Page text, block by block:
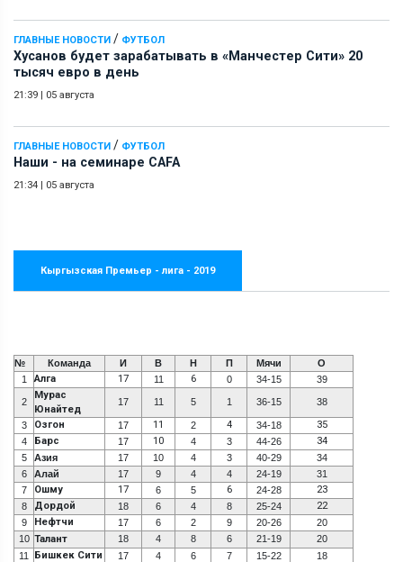
ГЛАВНЫЕ НОВОСТИ / ФУТБОЛ
Хусанов будет зарабатывать в «Манчестер Сити» 20
тысяч евро в день
21:39 | 05 августа
ГЛАВНЫЕ НОВОСТИ / ФУТБОЛ
Наши - на семинаре СAFA
21:34 | 05 августа
Кыргызская Премьер - лига - 2019
№ Команда И В Н П Мячи
О
1
Алга 17 11 6 0 34-15 39
2
Мурас
Юнайтед
17 11 5 1 36-15 38
3 Озгон 17 11 2 4 34-18 35
4 Барс 17 10 4 3 44-26 34
5 Азия 17 10 4 3 40-29
34
6
Алай 17 9 4 4 24-19
31
7
Ошму 17 6 5 6 24-28 23
8 Дордой 18 6 4 8 25-24 22
9 Нефтчи 17 6 2 9 20-26
20
10 Талант 18 4 8 6 21-19
20
11
Бишкек Сити 17 4 6 7 15-22
18